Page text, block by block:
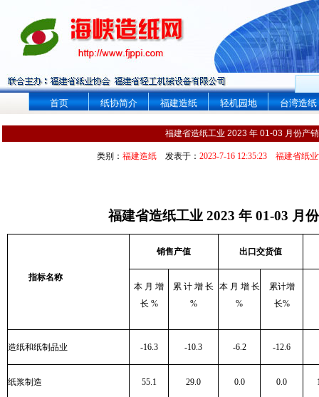
首页 纸协简介 福建造纸 轻机园地 台湾造纸
福建省造纸工业 2023 年 01-03 月份产
类别： 福建造纸 发表于： 2023-7-16 12:35:23 福建省纸
福建省造纸工业2023 年01-03 月
指标名称
销售产值 出口交货值
本 月 增
长 %
累 计 增 长
%
本 月 增 长
%
累计增
长%
造纸和纸制品业 -16.3 -10.3 -6.2 -12.6
纸浆制造 55.1 29.0 0.0 0.0